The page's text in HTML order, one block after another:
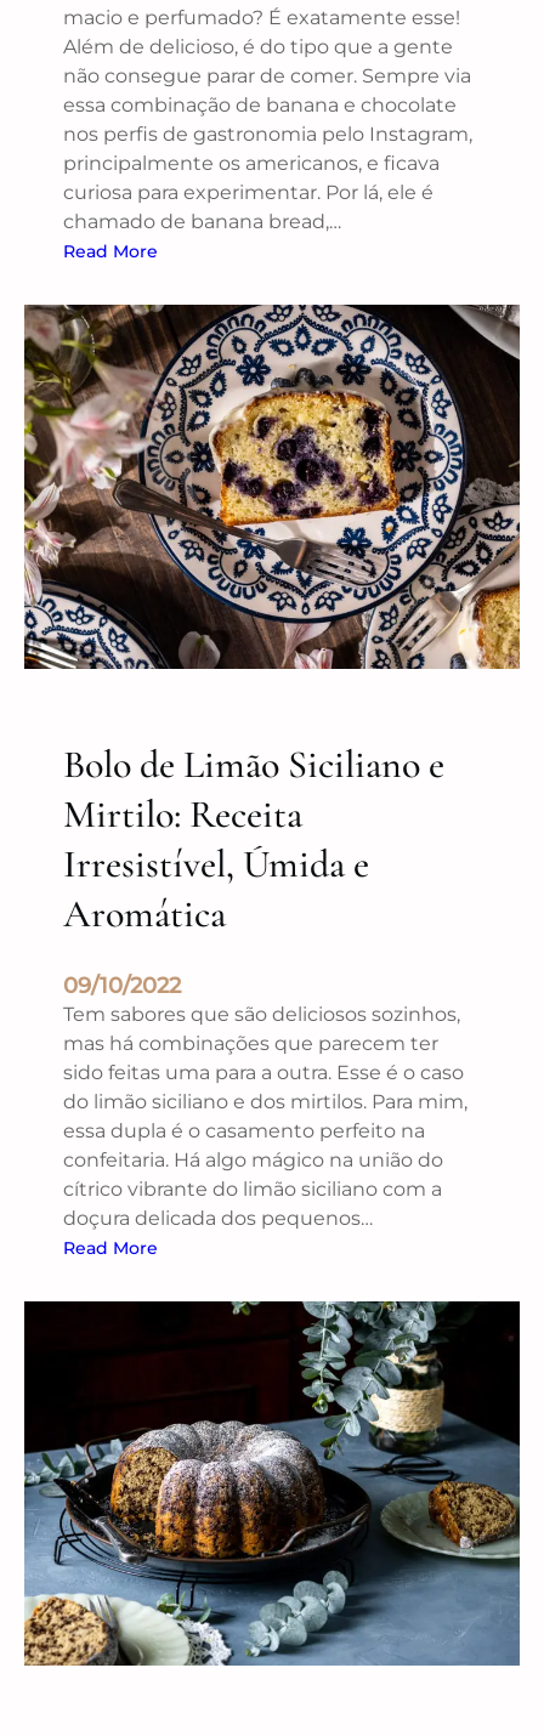
macio e perfumado? É exatamente esse!
Além de delicioso, é do tipo que a gente
não consegue parar de comer. Sempre via
essa combinação de banana e chocolate
nos perfis de gastronomia pelo Instagram,
principalmente os americanos, e ficava
curiosa para experimentar. Por lá, ele é
chamado de banana bread,…
Read More
Bolo de Limão Siciliano e
Mirtilo: Receita
Irresistível, Úmida e
Aromática
09/10/2022
Tem sabores que são deliciosos sozinhos,
mas há combinações que parecem ter
sido feitas uma para a outra. Esse é o caso
do limão siciliano e dos mirtilos. Para mim,
essa dupla é o casamento perfeito na
confeitaria. Há algo mágico na união do
cítrico vibrante do limão siciliano com a
doçura delicada dos pequenos…
Read More